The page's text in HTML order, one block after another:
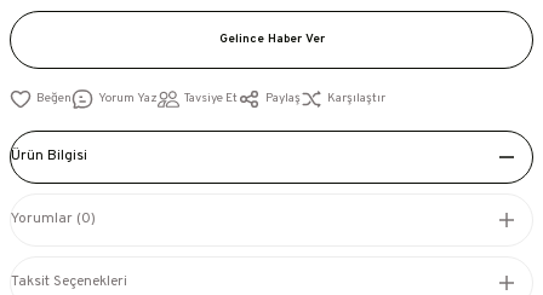
Gelince Haber Ver
Yorum Yaz Tavsiye Et Paylaş Karşılaştır
Ürün Bilgisi
Yorumlar (0)
Taksit Seçenekleri